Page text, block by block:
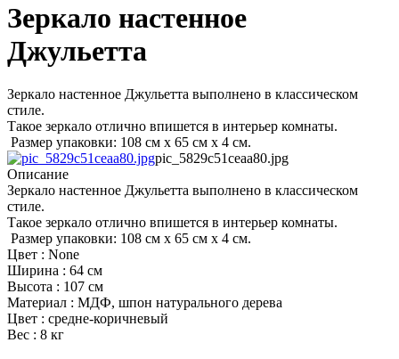
Зеркало настенное
Джульетта
Зеркало настенное Джульетта выполнено в классическом
стиле.
Такое зеркало отлично впишется в интерьер комнаты.
Размер упаковки: 108 см х 65 см х 4 см.
pic_5829c51ceaa80.jpg
Описание
Зеркало настенное Джульетта выполнено в классическом
стиле.
Такое зеркало отлично впишется в интерьер комнаты.
Размер упаковки: 108 см х 65 см х 4 см.
Цвет : None
Ширина : 64 см
Высота : 107 см
Материал : МДФ, шпон натурального дерева
Цвет : средне-коричневый
Вес : 8 кг